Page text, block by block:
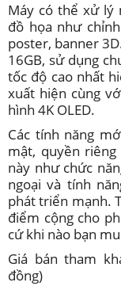
Máy có thể xử lý
đồ họa như
poster, banner
16GB, sử dụng
tốc độ cao nhất
xuất hiện cùng
hình 4K OLED.
Các tính năng
mật, quyền
này như chức
ngoại và tính
phát triển mạnh.
điểm cộng cho
cứ khi nào bạn
Giá bán tham
đồng)